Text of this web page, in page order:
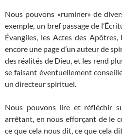
Nous pouvons «ruminer» de
exemple, un bref passage de
Évangiles, les Actes des
encore une page d’un auteur de
des réalités de Dieu, et les rend
se faisant éventuellement
un directeur spirituel.
Nous pouvons lire et réfléchir
arrêtant, en nous efforçant de le
ce que cela nous dit, ce que cela